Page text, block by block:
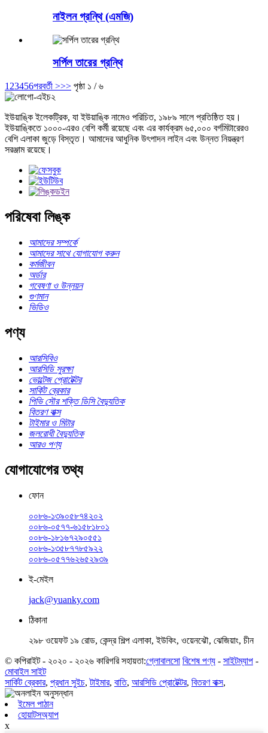
নাইলন গ্রন্থি (এমজি)
সর্পিল তারের গ্রন্থি
1 23456পরবর্তী >>> পৃষ্ঠা ১ / ৬
ইউয়াঙ্কি ইলেকট্রিক, যা ইউয়াঙ্কি নামেও পরিচিত, ১৯৮৯ সালে প্রতিষ্ঠিত হয়।
ইউয়াঙ্কিতে ১০০০-এরও বেশি কর্মী রয়েছে এবং এর কার্যক্রম ৬৫,০০০ বর্গমিটারেরও
বেশি এলাকা জুড়ে বিস্তৃত। আমাদের আধুনিক উৎপাদন লাইন এবং উন্নত নিয়ন্ত্রণ
সরঞ্জাম রয়েছে।
পরিষেবা লিঙ্ক
আমাদের সম্পর্কে
আমাদের সাথে যোগাযোগ করুন
কর্মজীবন
অর্ডার
গবেষণা ও উন্নয়ন
গুণমান
ভিডিও
পণ্য
আরসিবিও
আরসিডি সুরক্ষা
ভোল্টেজ প্রোটেক্টর
সার্কিট ব্রেকার
পিভি সৌর শক্তি ডিসি বৈদ্যুতিক
বিতরণ বাক্স
টাইমার ও মিটার
জলরোধী বৈদ্যুতিক
আরও পণ্য
যোগাযোগের তথ্য
ফোন
০০৮৬-১৩৯০৫৮৭৪২০২
০০৮৬-০৫৭৭-৬১৫৮১৮০১
০০৮৬-১৮১৬৭২৯০৫৫১
০০৮৬-১৩৫৮৭৭৮৫৯২২
০০৮৬-০৫৭৭৬২৬৫২৯৩৯
ই-মেইল
jack@yuanky.com
ঠিকানা
২৯৮ ওয়েফট ১৯ রোড, কেন্দ্র শিল্প এলাকা, ইউকিং, ওয়েনঝৌ, ঝেজিয়াং, চীন
© কপিরাইট - ২০২০ - ২০২৬ কারিগরি সহায়তা:গ্লোবালসো বিশেষ পণ্য - সাইটম্যাপ -
মোবাইল সাইট
সার্কিট ব্রেকার, প্রধান সুইচ,টাইমার, বাতি, আরসিডি প্রোটেক্টর, বিতরণ বাক্স,
ইমেল পাঠান
হোয়াটসঅ্যাপ
x